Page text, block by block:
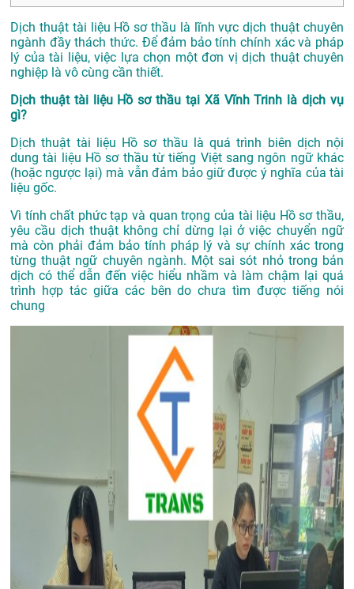
Dịch thuật tài liệu Hồ sơ thầu là lĩnh vực dịch thuật chuyên
ngành đầy thách thức. Để đảm bảo tính chính xác và pháp
lý của tài liệu, việc lựa chọn một đơn vị dịch thuật chuyên
nghiệp là vô cùng cần thiết.
Dịch thuật tài liệu Hồ sơ thầu tại Xã Vĩnh Trinh là dịch vụ
gì?
Dịch thuật tài liệu Hồ sơ thầu là quá trình biên dịch nội
dung tài liệu Hồ sơ thầu từ tiếng Việt sang ngôn ngữ khác
(hoặc ngược lại) mà vẫn đảm bảo giữ được ý nghĩa của tài
liệu gốc.
Vì tính chất phức tạp và quan trọng của tài liệu Hồ sơ thầu,
yêu cầu dịch thuật không chỉ dừng lại ở việc chuyển ngữ
mà còn phải đảm bảo tính pháp lý và sự chính xác trong
từng thuật ngữ chuyên ngành. Một sai sót nhỏ trong bản
dịch có thể dẫn đến việc hiểu nhầm và làm chậm lại quá
trình hợp tác giữa các bên do chưa tìm được tiếng nói
chung